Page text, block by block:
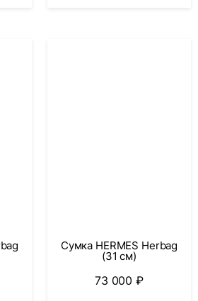
Сумка HERMES Herbag
(31 см)
73 000₽